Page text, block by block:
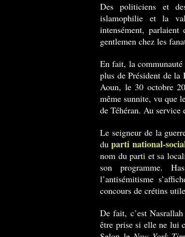
Des politiciens et
islamophilie et la
intensément, parlaient
gentlemen chez les
En fait, la communauté
plus de Président de la
Aoun, le 30 octobre
même sunnite, vu que
de Téhéran. Au
Le seigneur de la
du parti national-
nom du parti et sa
son programme.
l’antisémitisme
concours de crétins
De fait, c’est
être prise si elle ne lui